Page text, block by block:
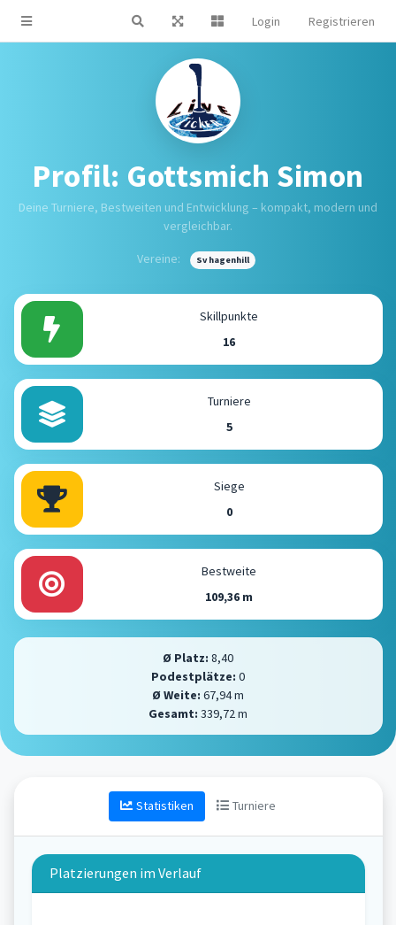
Login Registrieren
Profil: Gottsmich Simon
Deine Turniere, Bestweiten und Entwicklung – kompakt, modern und
vergleichbar.
Vereine: Sv hagenhill
Skillpunkte
16
Turniere
5
Siege
0
Bestweite
109,36 m
Ø Platz: 8,40
Podestplätze: 0
Ø Weite: 67,94 m
Gesamt: 339,72 m
Statistiken Turniere
Platzierungen im Verlauf